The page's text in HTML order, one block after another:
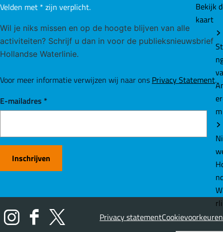
Bekijk
kaart
m
Velden met * zijn verplicht.
Wil je niks missen en op de hoogte blijven van alle
activiteiten? Schrijf u dan in voor de publieksnieuwsbrief
Hollandse Waterlinie.
Voor meer informatie verwijzen wij naar ons Privacy Statement.
E-mailadres *
Inschrijven
I
F
X
Privacy statementCookievoorkeuren